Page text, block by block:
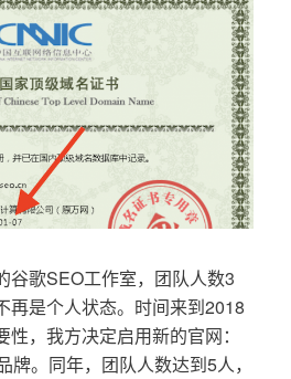
谷歌SEO工作室，团队人数3
再是个人状态。时间来到2018
，我方决定启用新的官网：
牌。同年，团队人数达到5人，